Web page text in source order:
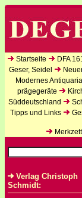
Startseite DFA
Geser, Seidel
Modernes
prägegeräte
Süddeutschland
Tipps und Links
Verlag Christoph
Schmidt: